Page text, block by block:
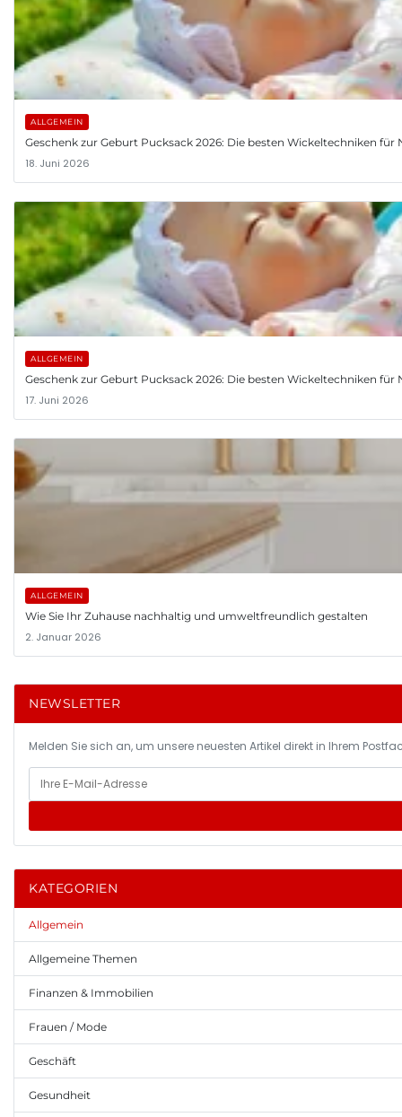
ALLGEMEIN
Geschenk zur Geburt Pucksack 2026: Die besten Wickeltechniken für
18. Juni 2026
ALLGEMEIN
Geschenk zur Geburt Pucksack 2026: Die besten Wickeltechniken für
17. Juni 2026
ALLGEMEIN
Wie Sie Ihr Zuhause nachhaltig und umweltfreundlich gestalten
2. Januar 2026
NEWSLETTER
Melden Sie sich an, um unsere neuesten Artikel direkt in Ihrem
KATEGORIEN
Allgemein
Allgemeine Themen
Finanzen & Immobilien
Frauen / Mode
Geschäft
Gesundheit